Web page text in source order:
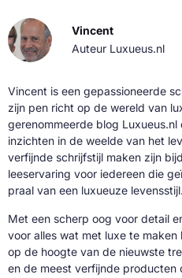
Vincent
Auteur Luxueus.nl
Vincent is een gepassioneerde
zijn pen richt op de wereld van
gerenommeerde blog
inzichten in de weelde van het
verfijnde schrijfstijl maken zijn
leeservaring voor iedereen die
praal van een luxueuze levensstijl.
Met een scherp oog voor detail
voor alles wat met luxe te
op de hoogte van de nieuwste
en de meest verfijnde producten